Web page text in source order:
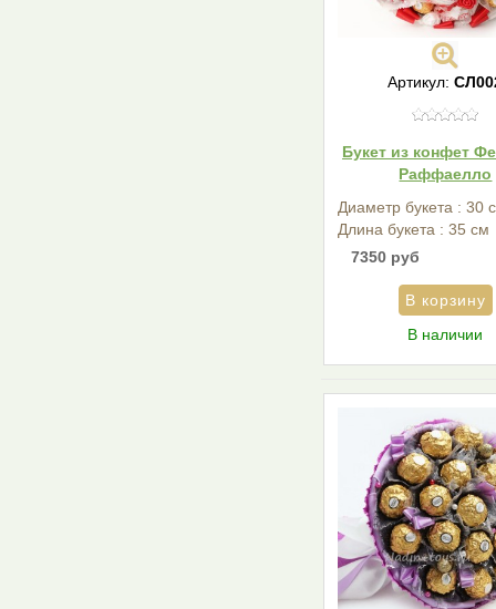
Артикул:
Букет из конфет
Раффаелло
Диаметр букета : 30
Длина букета : 35 см
7350 руб
В наличии